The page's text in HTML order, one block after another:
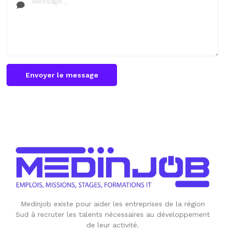
Envoyer le message
Medinjob existe pour aider les entreprises de la région
Sud à recruter les talents nécessaires au développement
de leur activité.